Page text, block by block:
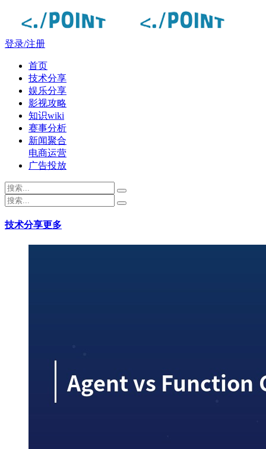
登录/注册
首页
技术分享
娱乐分享
影视攻略
知识wiki
赛事分析
新闻聚合
电商运营
广告投放
技术分享更多